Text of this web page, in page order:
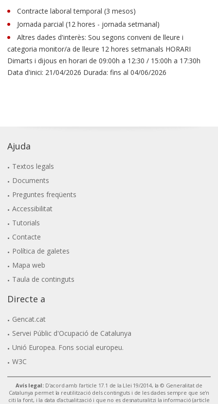
Contracte laboral temporal (3 mesos)
Jornada parcial (12 hores - jornada setmanal)
Altres dades d'interès: Sou segons conveni de lleure i
categoria monitor/a de lleure 12 hores setmanals HORARI
Dimarts i dijous en horari de 09:00h a 12:30 / 15:00h a 17:30h
Data d'inici: 21/04/2026 Durada: fins al 04/06/2026
Ajuda
Textos legals
Documents
Preguntes freqüents
Accessibilitat
Tutorials
Contacte
Política de galetes
Mapa web
Taula de continguts
Directe a
Gencat.cat
Servei Públic d'Ocupació de Catalunya
Unió Europea. Fons social europeu.
W3C
Avís legal: D'acord amb l'article 17.1 de la Llei 19/2014, la © Generalitat de
Catalunya permet la reutilització dels continguts i de les dades sempre que se'n
citi la font, i la data d'actualització i que no es desnaturalitzi la informació (article